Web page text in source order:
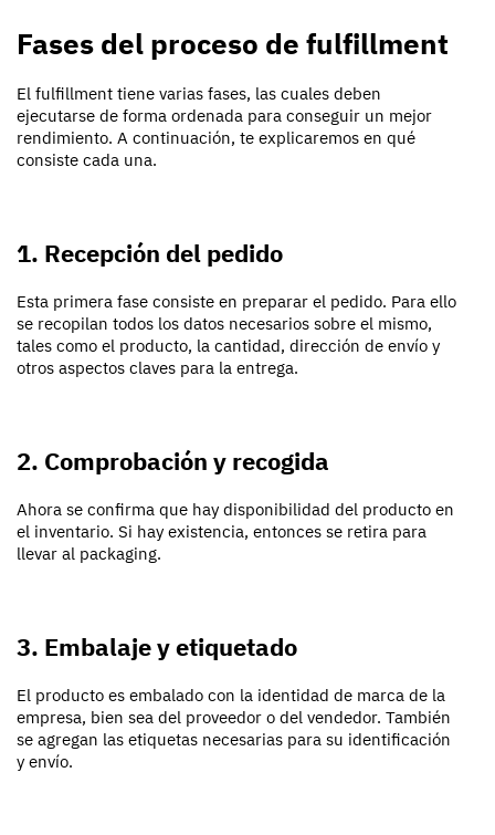
Fases del proceso de fulfillment
El fulfillment tiene varias fases, las cuales deben
ejecutarse de forma ordenada para conseguir un mejor
rendimiento. A continuación, te explicaremos en qué
consiste cada una.
1. Recepción del pedido
Esta primera fase consiste en preparar el pedido. Para ello
se recopilan todos los datos necesarios sobre el mismo,
tales como el producto, la cantidad, dirección de envío y
otros aspectos claves para la entrega.
2. Comprobación y recogida
Ahora se confirma que hay disponibilidad del producto en
el inventario. Si hay existencia, entonces se retira para
llevar al packaging.
3. Embalaje y etiquetado
El producto es embalado con la identidad de marca de la
empresa, bien sea del proveedor o del vendedor. También
se agregan las etiquetas necesarias para su identificación
y envío.